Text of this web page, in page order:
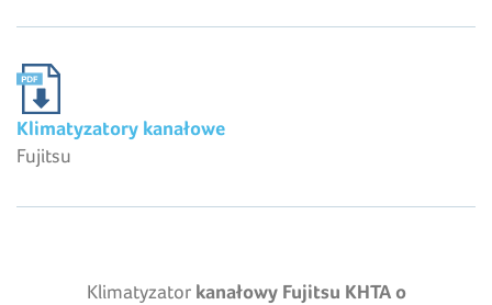
Klimatyzatory kanałowe
Fujitsu
Klimatyzatorkanałowy Fujitsu KHTA o